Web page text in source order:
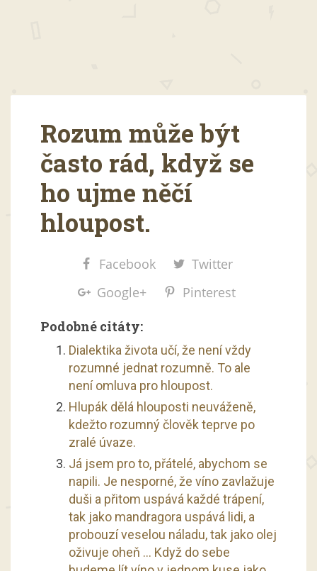
Rozum může být
často rád, když se
ho ujme něčí
hloupost.
Facebook
Twitter
Google+
Pinterest
Podobné citáty:
Dialektika života učí, že není vždy
rozumné jednat rozumně. To ale
není omluva pro hloupost.
Hlupák dělá hlouposti neuváženě,
kdežto rozumný člověk teprve po
zralé úvaze.
Já jsem pro to, přátelé, abychom se
napili. Je nesporné, že víno zavlažuje
duši a přitom uspává každé trápení,
tak jako mandragora uspává lidi, a
probouzí veselou náladu, tak jako olej
oživuje oheň … Když do sebe